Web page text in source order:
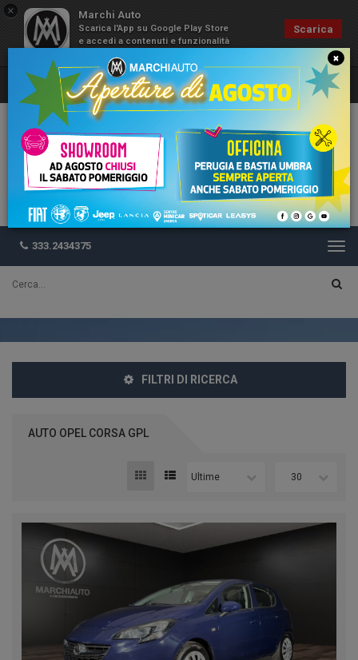
× Marchi Auto
Scarica l'App su Google Play Store
e accedi a contenuti e funzionalità
Scarica
333.2434375
FILTRI DI RICERCA
AUTO OPEL CORSA GPL
Ultime 30
×